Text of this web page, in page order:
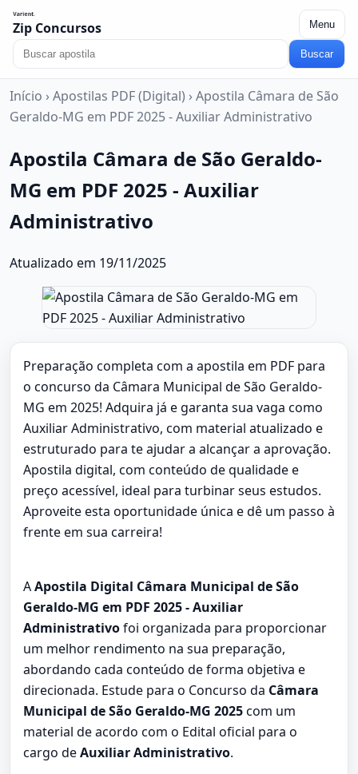
Zip Concursos Menu
Buscar
Início › Apostilas PDF (Digital) › Apostila Câmara de São
Geraldo-MG em PDF 2025 - Auxiliar Administrativo
Apostila Câmara de São Geraldo-
MG em PDF 2025 - Auxiliar
Administrativo
Atualizado em 19/11/2025
Preparação completa com a apostila em PDF para
o concurso da Câmara Municipal de São Geraldo-
MG em 2025! Adquira já e garanta sua vaga como
Auxiliar Administrativo, com material atualizado e
estruturado para te ajudar a alcançar a aprovação.
Apostila digital, com conteúdo de qualidade e
preço acessível, ideal para turbinar seus estudos.
Aproveite esta oportunidade única e dê um passo à
frente em sua carreira!
AApostila Digital Câmara Municipal de São
Geraldo-MG em PDF 2025 - Auxiliar
Administrativofoi organizada para proporcionar
um melhor rendimento na sua preparação,
abordando cada conteúdo de forma objetiva e
direcionada. Estude para o Concurso da Câmara
Municipal de São Geraldo-MG 2025com um
material de acordo com o Edital oficial para o
cargo deAuxiliar Administrativo.